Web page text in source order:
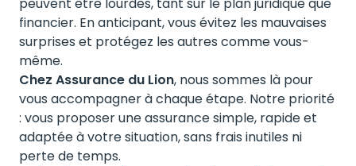
financier. En anticipant, vous évitez les mauvaises
surprises et protégez les autres comme vous-
même.
Chez Assurance du Lion, nous sommes là pour
vous accompagner à chaque étape. Notre priorité
: vous proposer une assurance simple, rapide et
adaptée à votre situation, sans frais inutiles ni
perte de temps.